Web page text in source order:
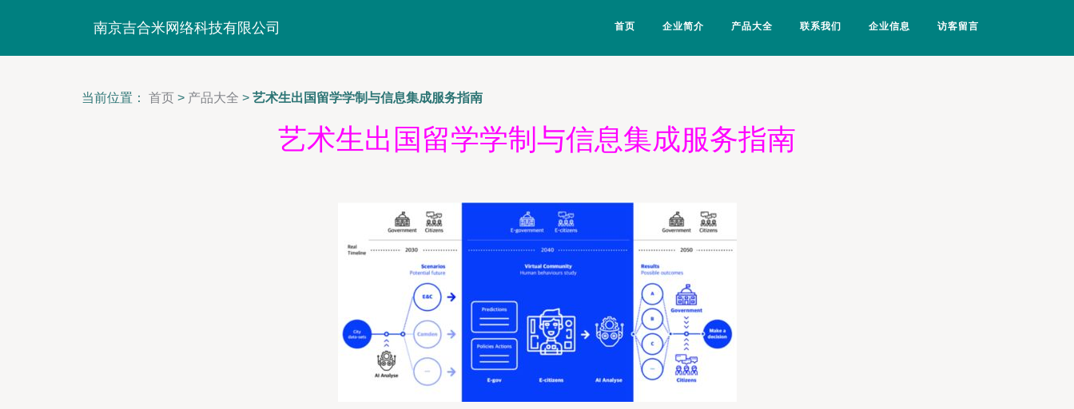
南京吉合米网络科技有限公司 首页 企业简介 产品大全 联系我们 企业信息 访客留言
当前位置： 首页 > 产品大全 > 艺术生出国留学学制与信息集成服务指南
艺术生出国留学学制与信息集成服务指南